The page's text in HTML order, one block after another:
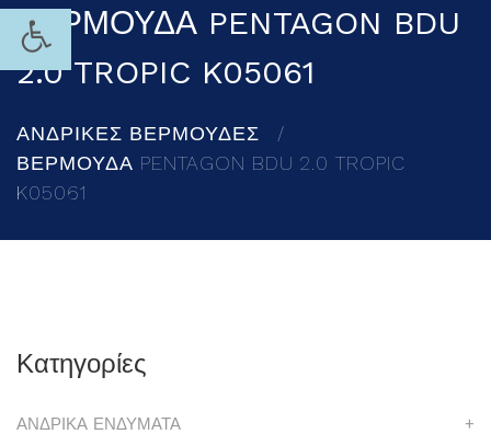
ΒΕΡΜΟΥΔΑ PENTAGON BDU
2.0 TROPIC K05061
ΑΝΔΡΙΚΕΣ ΒΕΡΜΟΥΔΕΣ
ΒΕΡΜΟΥΔΑ PENTAGON BDU 2.0 TROPIC
K05061
Κατηγορίες
ΑΝΔΡΙΚΑ ΕΝΔΥΜΑΤΑ +